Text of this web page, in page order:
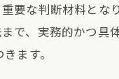
要な判断材料とな
で、実務的かつ具
ます。